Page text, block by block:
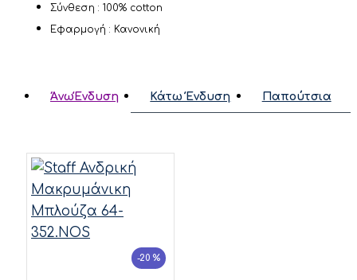
Σύνθεση : 100% cotton
Εφαρμογή : Κανονική
ΆνωΈνδυση Κάτω Ένδυση Παπούτσια
-20 %